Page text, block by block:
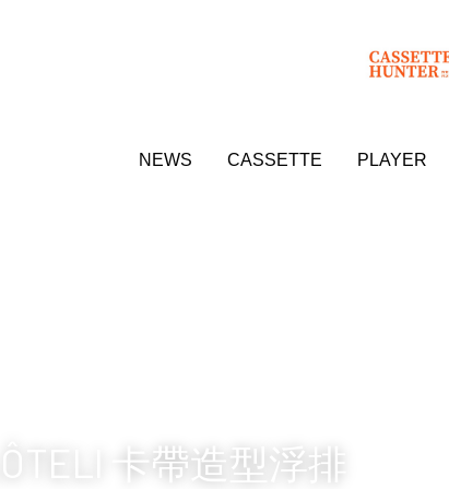
NEWS CASSETTE PLAYER
NEWS CASSETTE PLAYER
LÔTELI 卡帶造型浮排​